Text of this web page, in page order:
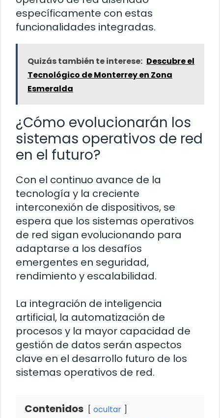
específicamente con estas
funcionalidades integradas.
Quizás también te interese: Descubre el
Tecnológico de Monterrey en Zona
Esmeralda
¿Cómo evolucionarán los
sistemas operativos de red
en el futuro?
Con el continuo avance de la
tecnología y la creciente
interconexión de dispositivos, se
espera que los sistemas operativos
de red sigan evolucionando para
adaptarse a los desafíos
emergentes en seguridad,
rendimiento y escalabilidad.
La integración de inteligencia
artificial, la automatización de
procesos y la mayor capacidad de
gestión de datos serán aspectos
clave en el desarrollo futuro de los
sistemas operativos de red.
Contenidos ocultar